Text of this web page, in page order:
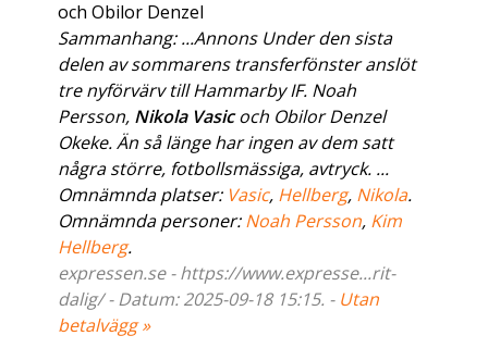
och Obilor Denzel
Sammanhang: ...Annons Under den sista
delen av sommarens transferfönster anslöt
tre nyförvärv till Hammarby IF. Noah
Persson, Nikola Vasicoch Obilor Denzel
Okeke. Än så länge har ingen av dem satt
några större, fotbollsmässiga, avtryck. ...
Omnämnda platser: Vasic, Hellberg, Nikola.
Omnämnda personer:Noah Persson, Kim
Hellberg.
expressen.se - https://www.expresse...rit-
dalig/ - Datum: 2025-09-18 15:15. - Utan
betalvägg »